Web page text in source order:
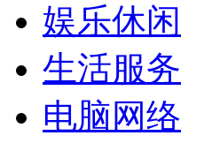
娱乐休闲
生活服务
电脑网络